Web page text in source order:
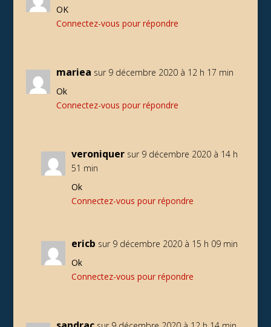
OK
Connectez-vous pour répondre
mariea sur 9 décembre 2020 à 12 h 17 min
Ok
Connectez-vous pour répondre
veroniquer sur 9 décembre 2020 à 14 h
51 min
Ok
Connectez-vous pour répondre
ericb sur 9 décembre 2020 à 15 h 09 min
Ok
Connectez-vous pour répondre